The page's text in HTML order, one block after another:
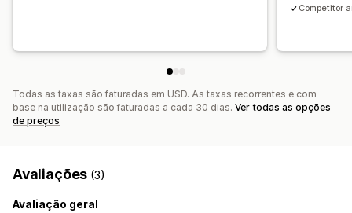
Competitor
Todas as taxas são faturadas em USD. As taxas recorrentes e com
base na utilização são faturadas a cada 30 dias. Ver todas as opções
de preços
Avaliações (3)
Avaliação geral